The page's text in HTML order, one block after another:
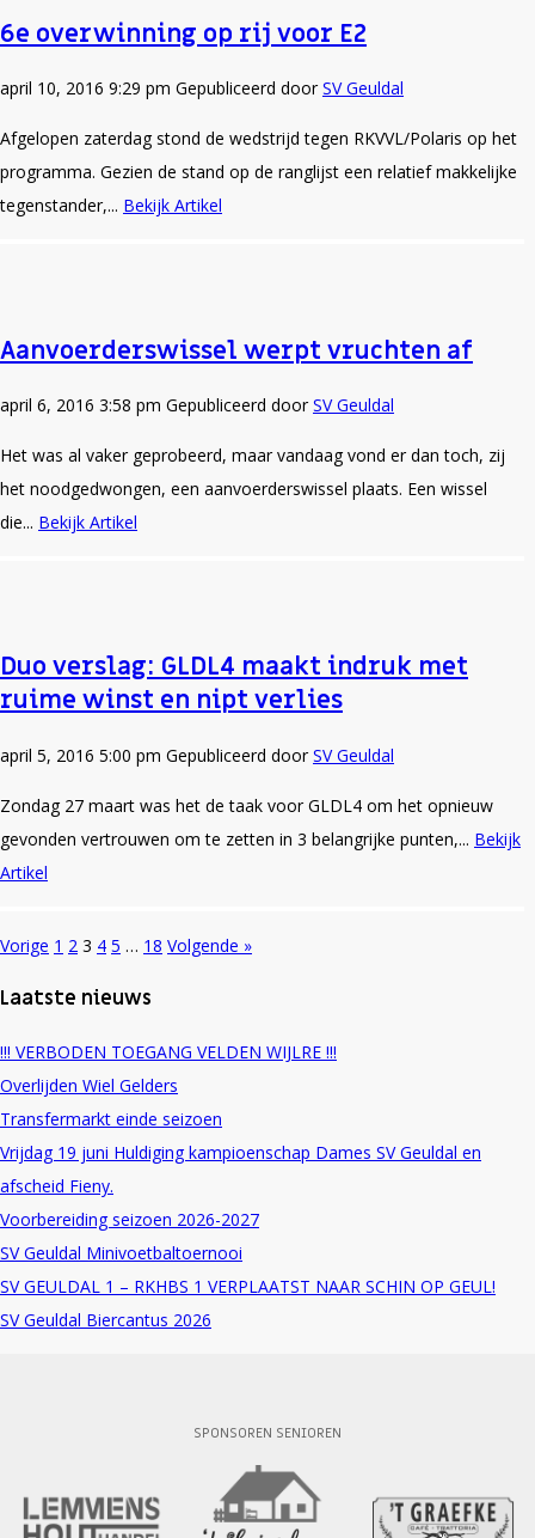
6e overwinning op rij voor E2
april 10, 2016 9:29 pm Gepubliceerd doorSV Geuldal
Afgelopen zaterdag stond de wedstrijd tegen RKVVL/Polaris op het
programma. Gezien de stand op de ranglijst een relatief makkelijke
tegenstander,... Bekijk Artikel
april 6, 2016 3:58 pm Gepubliceerd doorSV Geuldal
Het was al vaker geprobeerd, maar vandaag vond er dan toch, zij
het noodgedwongen, een aanvoerderswissel plaats. Een wissel
die... Bekijk Artikel
Duo verslag: GLDL4 maakt indruk met
ruime winst en nipt verlies
april 5, 2016 5:00 pm Gepubliceerd doorSV Geuldal
Zondag 27 maart was het de taak voor GLDL4 om het opnieuw
gevonden vertrouwen om te zetten in 3 belangrijke punten,... Bekijk
Artikel
Vorige 1 2 3 4 5 … 18 Volgende »
Laatste nieuws
!!! VERBODEN TOEGANG VELDEN WIJLRE !!!
Overlijden Wiel Gelders
Transfermarkt einde seizoen
Vrijdag 19 juni Huldiging kampioenschap Dames SV Geuldal en
afscheid Fieny.
Voorbereiding seizoen 2026-2027
SV Geuldal Minivoetbaltoernooi
SV GEULDAL 1 – RKHBS 1 VERPLAATST NAAR SCHIN OP GEUL!
SV Geuldal Biercantus 2026
SPONSOREN SENIOREN